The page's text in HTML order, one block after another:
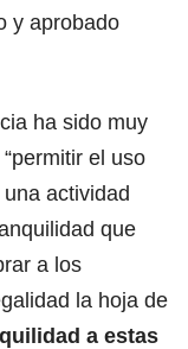
y aprobado
ha sido muy
el uso
actividad
que
a los
la hoja de
a estas